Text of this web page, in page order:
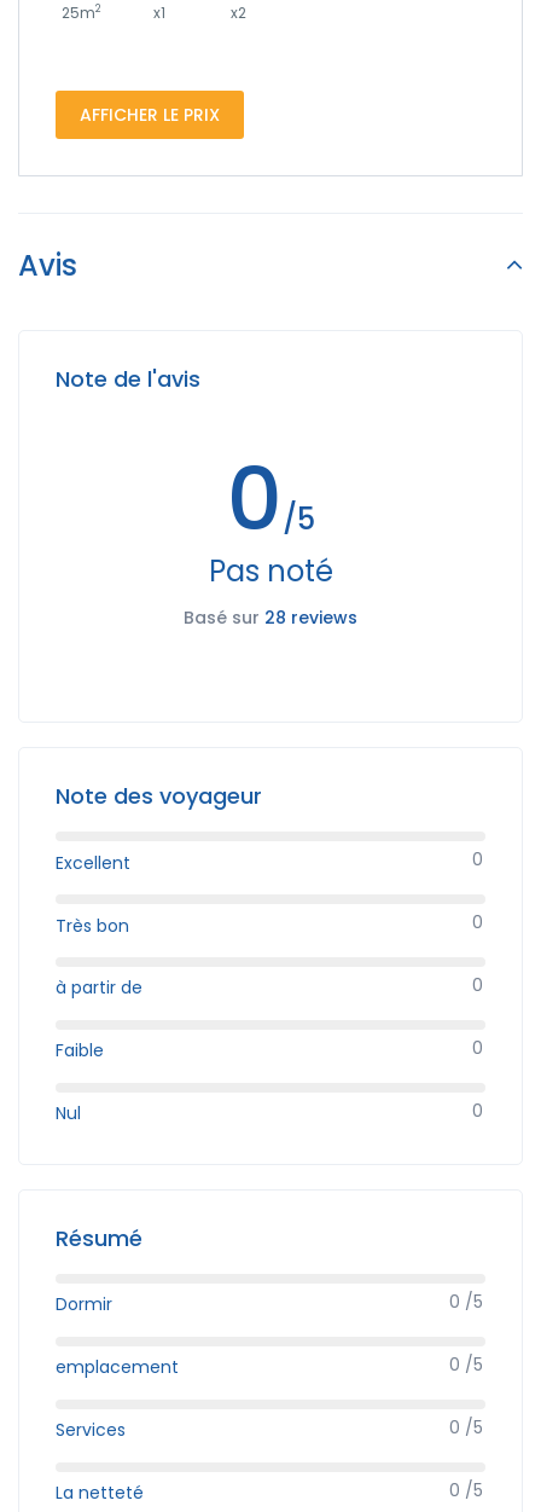
25m2 x1 x2
AFFICHER LE PRIX
Avis
Note de l'avis
0/5
Pas noté
Basé sur 28 reviews
Note des voyageur
Excellent 0
Très bon 0
à partir de 0
Faible 0
Nul 0
Résumé
Dormir 0 /5
emplacement 0 /5
Services 0 /5
La netteté 0 /5